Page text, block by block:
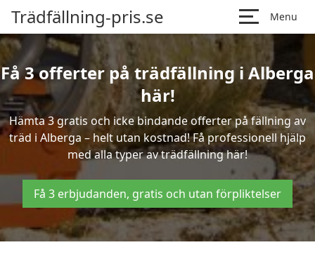
Trädfällning-pris.se Menu
Få 3 offerter på trädfällning i Alberga
här!
Hämta 3 gratis och icke bindande offerter på fällning av
träd i Alberga – helt utan kostnad! Få professionell hjälp
med alla typer av trädfällning här!
Få 3 erbjudanden, gratis och utan förpliktelser